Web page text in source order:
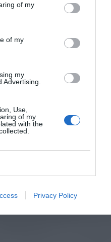
of my
of my
my
Advertising.
Use,
of my
with the
Privacy Policy